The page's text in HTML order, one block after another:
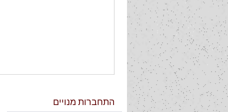
התחברות מנויים